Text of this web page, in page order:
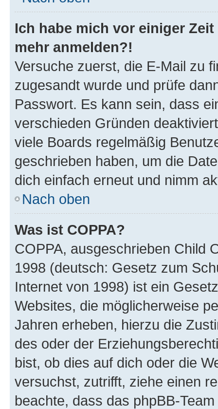
Ich habe mich vor einiger
mehr anmelden?!
Versuche zuerst, die E-Mail zu
zugesandt wurde und prüfe
Passwort. Es kann sein, dass
verschieden Gründen
viele Boards regelmäßig
geschrieben haben, um die
dich einfach erneut und nimm
Nach oben
Was ist COPPA?
COPPA, ausgeschrieben Child
1998 (deutsch: Gesetz zum
Internet von 1998) ist ein
Websites, die möglicherweise
Jahren erheben, hierzu die
des oder der
bist, ob dies auf dich oder die
versuchst, zutrifft, ziehe einen
beachte, dass das phpBB-